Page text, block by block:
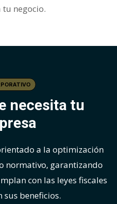
negocio.
necesita tu
a la optimización
normativo, garantizando
con las leyes fiscales
sus beneficios.